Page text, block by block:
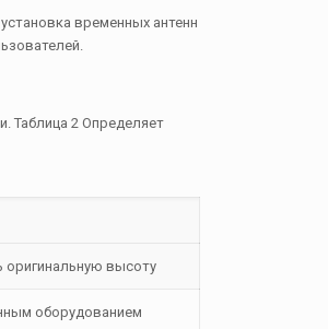
временных антенн
Таблица 2 Определяет
высоту
оборудованием